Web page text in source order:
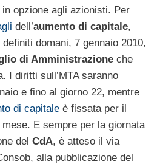
in opzione agli azionisti. Per
dell’aumento di capitale,
domani, 7 gennaio 2010,
di Amministrazione che
I diritti sull’MTA saranno
e fino al giorno 22, mentre
di capitale è fissata per il
E sempre per la giornata
del CdA, è atteso il via
alla pubblicazione del